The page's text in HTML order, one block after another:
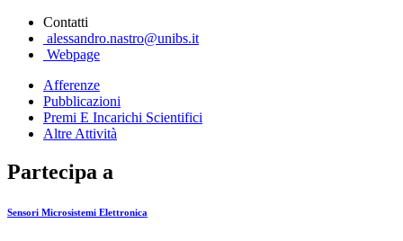
Contatti
alessandro.nastro@unibs.it
Webpage
Afferenze
Pubblicazioni
Premi E Incarichi Scientifici
Altre Attività
Partecipa a
Sensori Microsistemi Elettronica